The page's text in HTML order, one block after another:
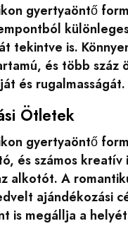
gyertyaöntő
tekintve is.
és több száz
és rugalmasságát.
Ötletek
gyertyaöntő
és számos kreatív
alkotót. A
ajándékozási
is megállja a